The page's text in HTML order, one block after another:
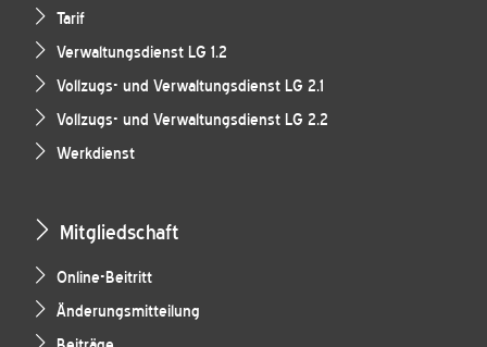
Tarif
Verwaltungsdienst LG 1.2
Vollzugs- und Verwaltungsdienst LG 2.1
Vollzugs- und Verwaltungsdienst LG 2.2
Werkdienst
Mitgliedschaft
Online-Beitritt
Änderungsmitteilung